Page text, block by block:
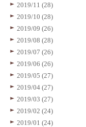
2019/11 (28)
2019/10 (28)
2019/09 (26)
2019/08 (28)
2019/07 (26)
2019/06 (26)
2019/05 (27)
2019/04 (27)
2019/03 (27)
2019/02 (24)
2019/01 (24)